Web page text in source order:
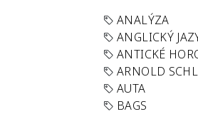
ANALÝZA
ANGLICKÝ
ANTICKÉ
ARNOLD
AUTA
BAGS